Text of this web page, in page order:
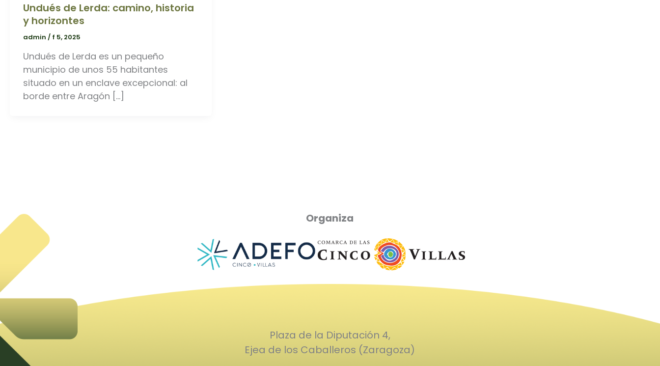
Undués de Lerda: camino, historia
y horizontes
admin / f 5, 2025
Undués de Lerda es un pequeño
municipio de unos 55 habitantes
situado en un enclave excepcional: al
borde entre Aragón […]
Organiza
Plaza de la Diputación 4,
Ejea de los Caballeros (Zaragoza)